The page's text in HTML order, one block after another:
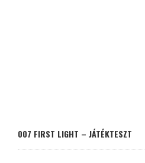
007 FIRST LIGHT – JÁTÉKTESZT